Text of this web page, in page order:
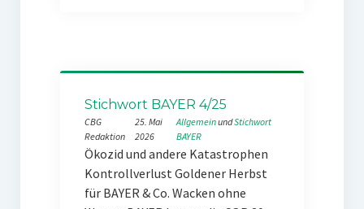
Stichwort BAYER 4/25
CBG
Redaktion
25. Mai
2026
Allgemein und Stichwort
BAYER
Ökozid und andere Katastrophen
Kontrollverlust Goldener Herbst
für BAYER & Co. Wacken ohne